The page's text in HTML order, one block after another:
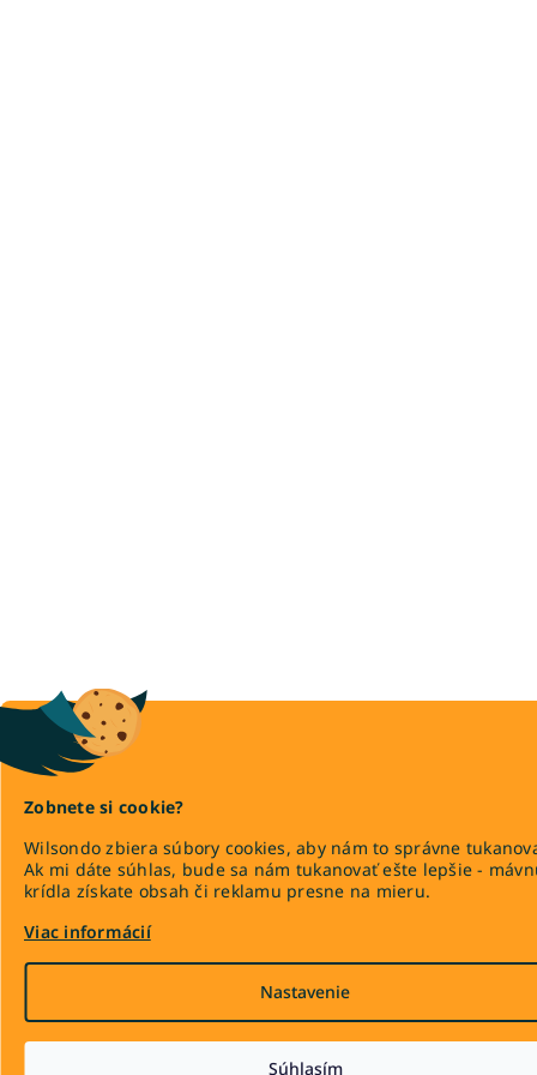
Zobnete si cookie?
Wilsondo zbiera súbory cookies, aby nám to správne
Ak mi dáte súhlas, bude sa nám tukanovať ešte lepšie -
krídla získate obsah či reklamu presne na mieru.
Viac informácií
Nastavenie
Súhlasím